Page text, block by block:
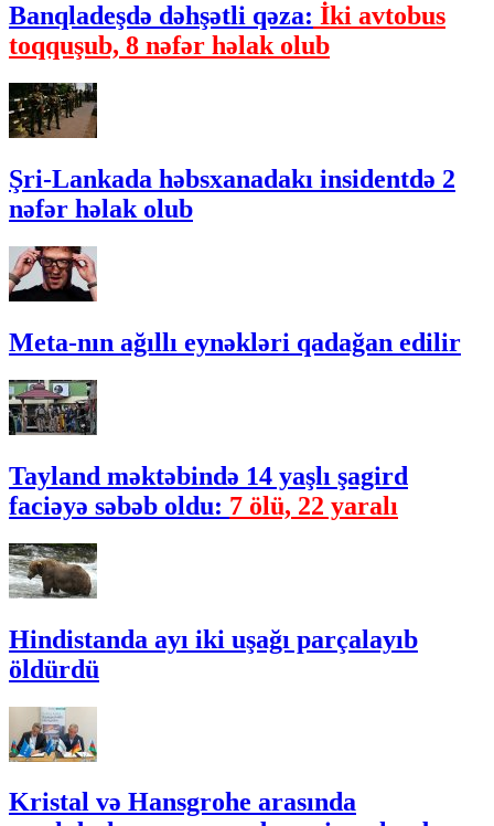
Banqladeşdə dəhşətli qəza: İki avtobus
toqquşub, 8 nəfər həlak olub
Şri-Lankada həbsxanadakı insidentdə 2
nəfər həlak olub
Meta-nın ağıllı eynəkləri qadağan edilir
Tayland məktəbində 14 yaşlı şagird
faciəyə səbəb oldu: 7 ölü, 22 yaralı
Hindistanda ayı iki uşağı parçalayıb
öldürdü
Kristal və Hansgrohe arasında